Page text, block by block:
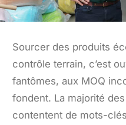
Sourcer des produits
contrôle terrain, c’est
fantômes, aux MOQ
fondent. La majorité
contentent de mots-